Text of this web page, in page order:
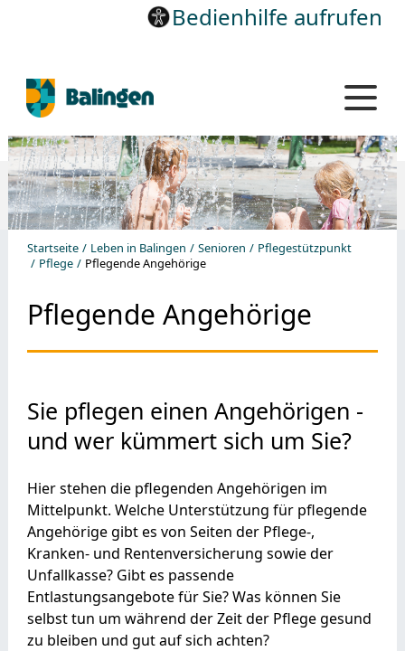
Bedienhilfe aufrufen
Startseite Leben in Balingen Senioren
Pflegestützpunkt
Pflege
Pflegende Angehörige
Pflegende Angehörige
Sie pflegen einen Angehörigen -
und wer kümmert sich um Sie?
Hier stehen die pflegenden Angehörigen im
Mittelpunkt. Welche Unterstützung für pflegende
Angehörige gibt es von Seiten der Pflege-,
Kranken- und Rentenversicherung sowie der
Unfallkasse? Gibt es passende
Entlastungsangebote für Sie? Was können Sie
selbst tun um während der Zeit der Pflege gesund
zu bleiben und gut auf sich achten?